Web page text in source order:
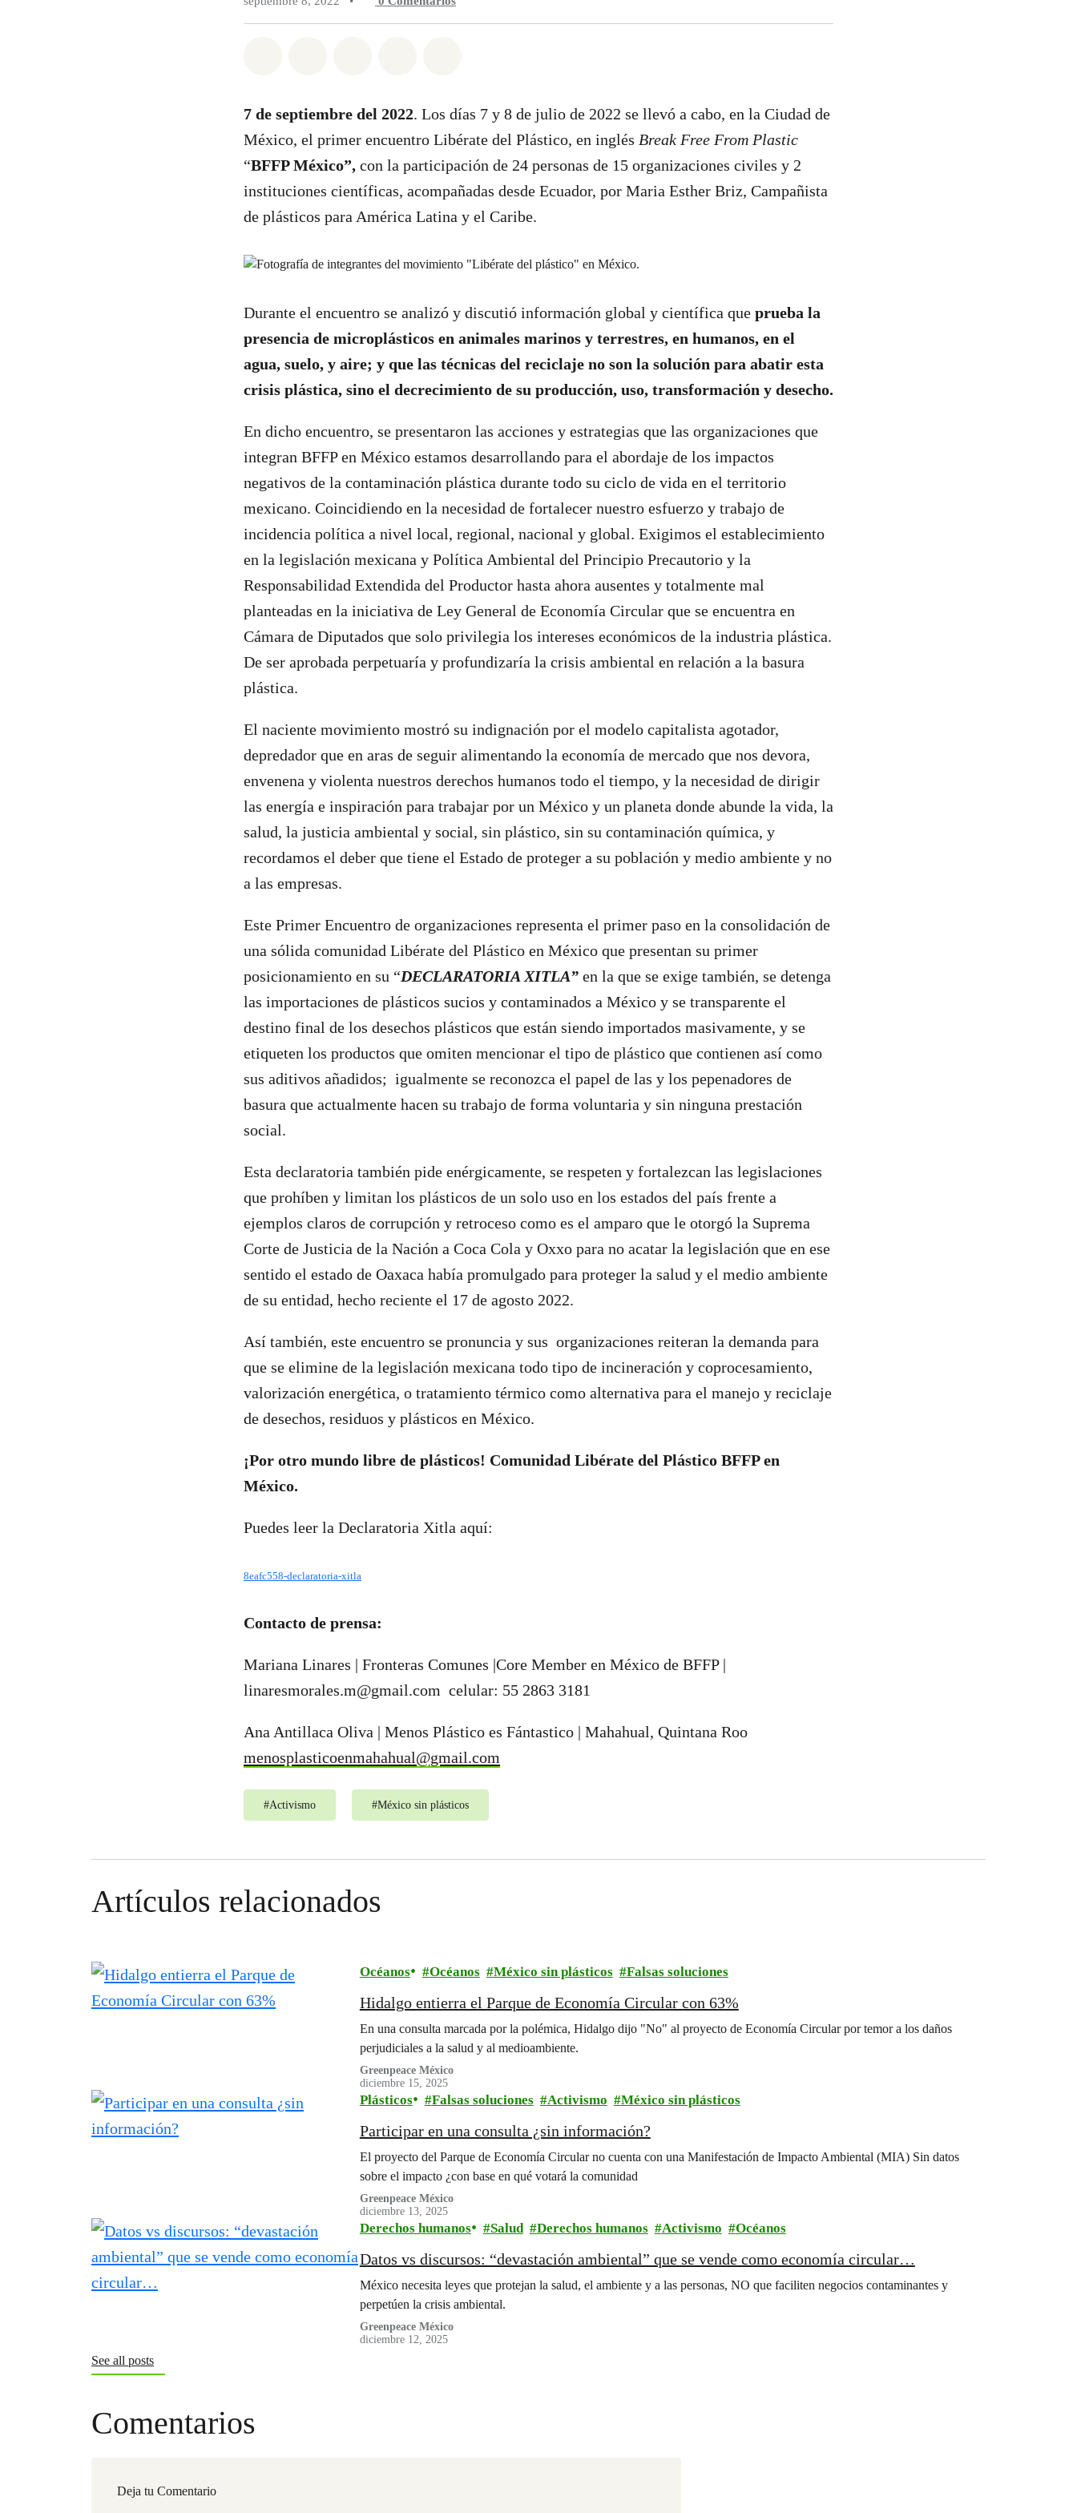
7 de septiembre del 2022. Los días 7 y 8 de julio de 2022 se llevó a cabo, en la Ciudad de
México, el primer encuentro Libérate del Plástico, en inglés Break Free From Plastic
“BFFP México”, con la participación de 24 personas de 15 organizaciones civiles y 2
instituciones científicas, acompañadas desde Ecuador, por Maria Esther Briz, Campañista
de plásticos para América Latina y el Caribe.
Durante el encuentro se analizó y discutió información global y científica que prueba la
presencia de microplásticos en animales marinos y terrestres, en humanos, en el
agua, suelo, y aire; y que las técnicas del reciclaje no son la solución para abatir esta
crisis plástica, sino el decrecimiento de su producción, uso, transformación y desecho.
En dicho encuentro, se presentaron las acciones y estrategias que las organizaciones que
integran BFFP en México estamos desarrollando para el abordaje de los impactos
negativos de la contaminación plástica durante todo su ciclo de vida en el territorio
mexicano. Coincidiendo en la necesidad de fortalecer nuestro esfuerzo y trabajo de
incidencia política a nivel local, regional, nacional y global. Exigimos el establecimiento
en la legislación mexicana y Política Ambiental del Principio Precautorio y la
Responsabilidad Extendida del Productor hasta ahora ausentes y totalmente mal
planteadas en la iniciativa de Ley General de Economía Circular que se encuentra en
Cámara de Diputados que solo privilegia los intereses económicos de la industria plástica.
De ser aprobada perpetuaría y profundizaría la crisis ambiental en relación a la basura
plástica.
El naciente movimiento mostró su indignación por el modelo capitalista agotador,
depredador que en aras de seguir alimentando la economía de mercado que nos devora,
envenena y violenta nuestros derechos humanos todo el tiempo, y la necesidad de dirigir
las energía e inspiración para trabajar por un México y un planeta donde abunde la vida, la
salud, la justicia ambiental y social, sin plástico, sin su contaminación química, y
recordamos el deber que tiene el Estado de proteger a su población y medio ambiente y no
a las empresas.
Este Primer Encuentro de organizaciones representa el primer paso en la consolidación de
una sólida comunidad Libérate del Plástico en México que presentan su primer
posicionamiento en su “DECLARATORIA XITLA” en la que se exige también, se detenga
las importaciones de plásticos sucios y contaminados a México y se transparente el
destino final de los desechos plásticos que están siendo importados masivamente, y se
etiqueten los productos que omiten mencionar el tipo de plástico que contienen así como
sus aditivos añadidos; igualmente se reconozca el papel de las y los pepenadores de
basura que actualmente hacen su trabajo de forma voluntaria y sin ninguna prestación
social.
Esta declaratoria también pide enérgicamente, se respeten y fortalezcan las legislaciones
que prohíben y limitan los plásticos de un solo uso en los estados del país frente a
ejemplos claros de corrupción y retroceso como es el amparo que le otorgó la Suprema
Corte de Justicia de la Nación a Coca Cola y Oxxo para no acatar la legislación que en ese
sentido el estado de Oaxaca había promulgado para proteger la salud y el medio ambiente
de su entidad, hecho reciente el 17 de agosto 2022.
Así también, este encuentro se pronuncia y sus organizaciones reiteran la demanda para
que se elimine de la legislación mexicana todo tipo de incineración y coprocesamiento,
valorización energética, o tratamiento térmico como alternativa para el manejo y reciclaje
de desechos, residuos y plásticos en México.
¡Por otro mundo libre de plásticos! Comunidad Libérate del Plástico BFFP en
México.
Puedes leer la Declaratoria Xitla aquí:
8eafc558-declaratoria-xitla
Contacto de prensa:
Mariana Linares | Fronteras Comunes |Core Member en México de BFFP |
linaresmorales.m@gmail.com celular: 55 2863 3181
Ana Antillaca Oliva | Menos Plástico es Fántastico | Mahahual, Quintana Roo
menosplasticoenmahahual@gmail.com
#Activismo #México sin plásticos
Artículos relacionados
Océanos Océanos México sin plásticos Falsas soluciones
Hidalgo entierra el Parque de Economía Circular con 63%
En una consulta marcada por la polémica, Hidalgo dijo "No" al proyecto de Economía Circular por temor a los daños
perjudiciales a la salud y al medioambiente.
Greenpeace México
diciembre 15, 2025
Plásticos Falsas soluciones Activismo México sin plásticos
Participar en una consulta ¿sin información?
El proyecto del Parque de Economía Circular no cuenta con una Manifestación de Impacto Ambiental (MIA) Sin datos
sobre el impacto ¿con base en qué votará la comunidad
Greenpeace México
diciembre 13, 2025
Derechos humanos Salud Derechos humanos Activismo Océanos
Datos vs discursos: “devastación ambiental” que se vende como economía circular…
México necesita leyes que protejan la salud, el ambiente y a las personas, NO que faciliten negocios contaminantes y
perpetúen la crisis ambiental.
Greenpeace México
diciembre 12, 2025
See all posts
Comentarios
Deja tu Comentario